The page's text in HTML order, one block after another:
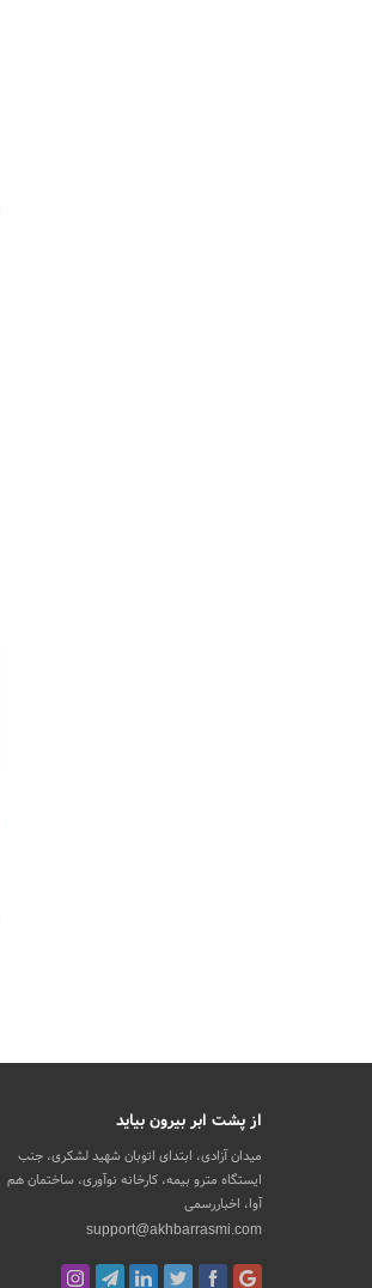
از پشت ابر بیرون بیاید
میدان آزادی، ابتدای اتوبان شهید لشکری، جنب
ایستگاه مترو بیمه، کارخانه نوآوری، ساختمان هم
آوا، اخباررسمی
support@akhbarrasmi.com